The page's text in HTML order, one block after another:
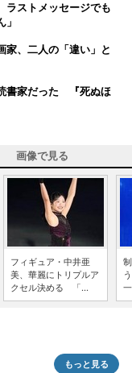
ストメッセージでも
、二人の「違い」と
書家だった 『死ぬほ
画像で見る
フィギュア・中井亜
美、華麗にトリプルア
クセル決める 「...
もっと見る